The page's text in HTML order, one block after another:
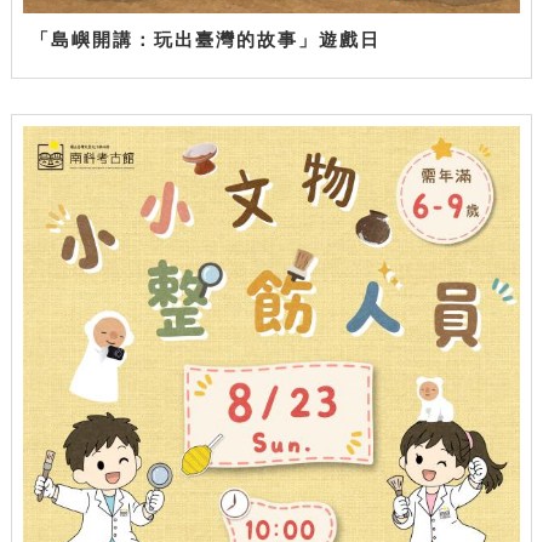
「島嶼開講：玩出臺灣的故事」遊戲日